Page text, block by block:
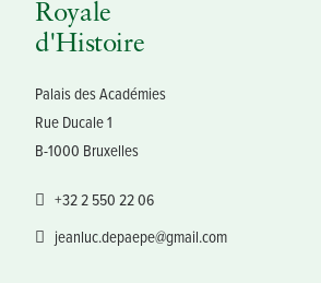
Royale
d'Histoire
Palais des Académies
Rue Ducale 1
B-1000 Bruxelles
+32 2 550 22 06
jeanluc.depaepe@gmail.com